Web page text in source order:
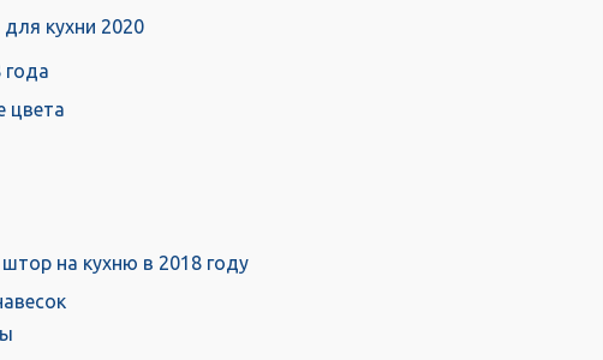
кухни 2020
года
цвета
на кухню в 2018 году